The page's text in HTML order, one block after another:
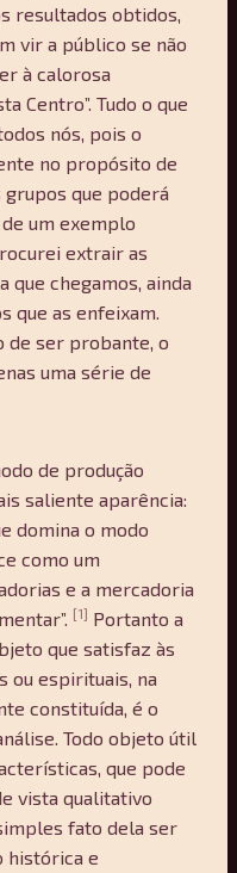
resultados obtidos,
vir a público se não
à calorosa
Centro”. Tudo o que
nós, pois o
no propósito de
que poderá
um exemplo
extrair as
que chegamos, ainda
que as enfeixam.
de ser probante, o
uma série de
de produção
saliente aparência:
domina o modo
como um
e a mercadoria
[1] Portanto a
que satisfaz às
ou espirituais, na
constituída, é o
Todo objeto útil
que pode
vista qualitativo
fato dela ser
histórica e